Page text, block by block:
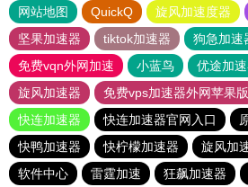
网站地图 QuickQ 旋风加速度器
坚果加速器
tiktok加速器
狗急加速
免费vqn外网加速
小蓝鸟 优途加
旋风加速器
免费vps加速器外网苹果版
快连加速器
快连加速器官网入口
快鸭加速器
快柠檬加速器 旋风加
软件中心
雷霆加速 狂飙加速器